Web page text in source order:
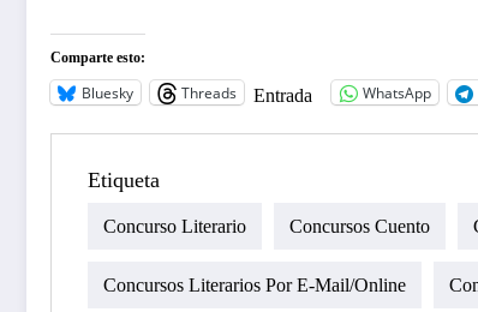
Comparte esto:
Bluesky Threads Entrada WhatsApp
Etiqueta
Concurso Literario Concursos Cuento
Concursos Literarios Por E-Mail/online